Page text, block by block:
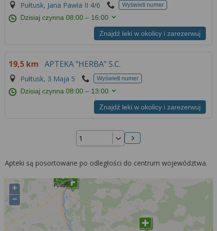
Pułtusk, Jana Pawła II 4/6 Wyświetl numer
Dzisiaj czynna08:00 – 16:00
Znajdź leki w okolicy i zarezerwuj
19,5 km APTEKA "HERBA" S.C.
Pułtusk, 3 Maja 5 Wyświetl numer
Dzisiaj czynna08:00 – 13:00
Znajdź leki w okolicy i zarezerwuj
Następna strona
Apteki są posortowane po odległości do centrum województwa.
+
−